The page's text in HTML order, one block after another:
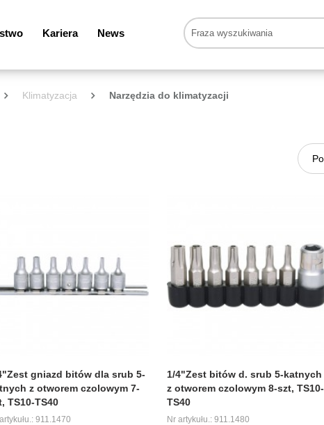
Kariera News
Klimatyzacja Narzędzia do klimatyzacji
gniazd bitów dla srub 5-
z otworem czolowym 7-
TS10-TS40
911.1470
1/4"Zest bitów d. srub 5-katnych
z otworem czolowym 8-szt, TS10-
TS40
Nr artykułu.: 911.1480